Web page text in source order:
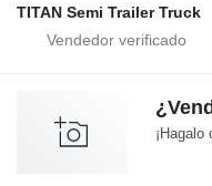
TITAN Semi Trailer Truck
¡Hagalo